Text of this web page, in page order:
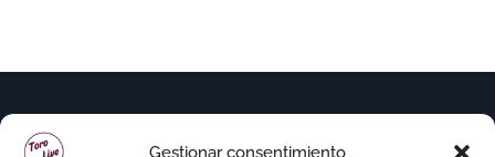
Gestionar consentimiento